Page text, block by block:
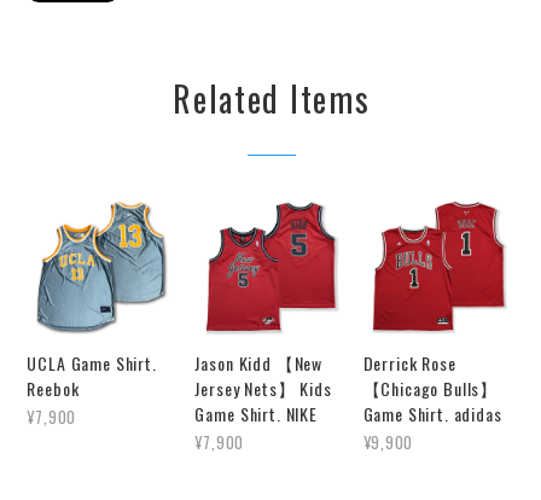
Related Items
UCLA Game Shirt.
Reebok
¥7,900
Jason Kidd 【New
Jersey Nets】 Kids
Game Shirt. NIKE
¥7,900
Derrick Rose
【Chicago Bulls】
Game Shirt. adidas
¥9,900